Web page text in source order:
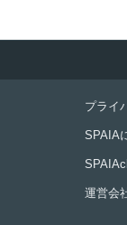
プライ
SPAIA
運営会